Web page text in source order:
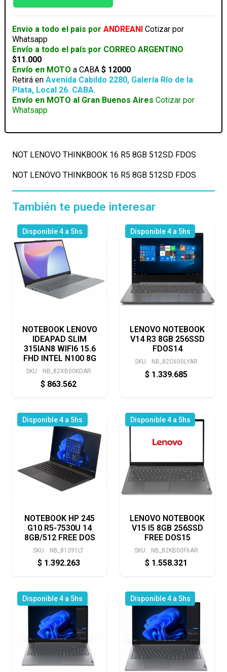
FDOS
cantidad
Envio a todo el pais por ANDREANI Cotizar por
Whatsapp
Envío a todo el país por CORREO ARGENTINO
$11.000
Envío en MOTO a CABA$ 12000
Retirá enAvenida Cabildo 2280, Galería Río de la
Plata, Local 26. CABA.
Envío en MOTO al Gran Buenos Aires Cotizar por
Whatsapp
NOT LENOVO THINKBOOK 16 R5 8GB 512SD FDOS
NOT LENOVO THINKBOOK 16 R5 8GB 512SD FDOS
También te puede interesar
Disponible 4 a 5hs
NOTEBOOK LENOVO
IDEAPAD SLIM
315IAN8 WIFI6 15.6
FHD INTEL N100 8G
SKU: NB_82XB00KDAR
$ 863.562
Disponible 4 a 5hs
LENOVO NOTEBOOK
V14 R3 8GB 256SSD
FDOS14
SKU: NB_82C600LYAR
$ 1.339.685
Disponible 4 a 5hs
NOTEBOOK HP 245
G10 R5-7530U 14
8GB/512 FREE DOS
SKU: NB_81S91LT
$ 1.392.263
Disponible 4 a 5hs
LENOVO NOTEBOOK
V15 I5 8GB 256SSD
FREE DOS15
SKU: NB_82KB00F6AR
$ 1.558.321
Disponible 4 a 5hs Disponible 4 a 5hs